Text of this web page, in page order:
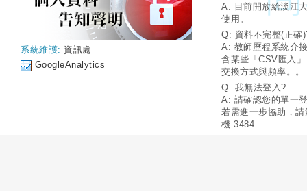
系統維護: 資訊處
GoogleAnalytics
A: 目前開放給淡江
使用。
Q: 資料不完整(正確
A: 教師歷程系統介
含某些「CSV匯入
交換方式與頻率。。
Q: 我無法登入?
A: 請確認您的單一
若需進一步協助，
機:3484